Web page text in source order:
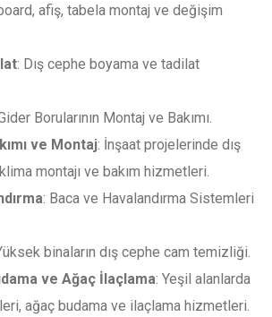
afiş, tabela montaj ve değişim
: Dış cephe boyama ve tadilat
Borularının Montaj ve Bakımı.
ve Montaj: İnşaat projelerinde dış
montajı ve bakım hizmetleri.
: Baca ve Havalandırma Sistemleri
binaların dış cephe cam temizliği.
ve Ağaç İlaçlama: Yeşil alanlarda
ağaç budama ve ilaçlama hizmetleri.